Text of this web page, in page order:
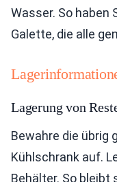
Wasser. So haben
Galette, die alle
Lagerung von
Bewahre die übrig
Kühlschrank auf.
Behälter. So bleibt